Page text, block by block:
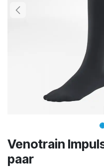
Venotrain
paar